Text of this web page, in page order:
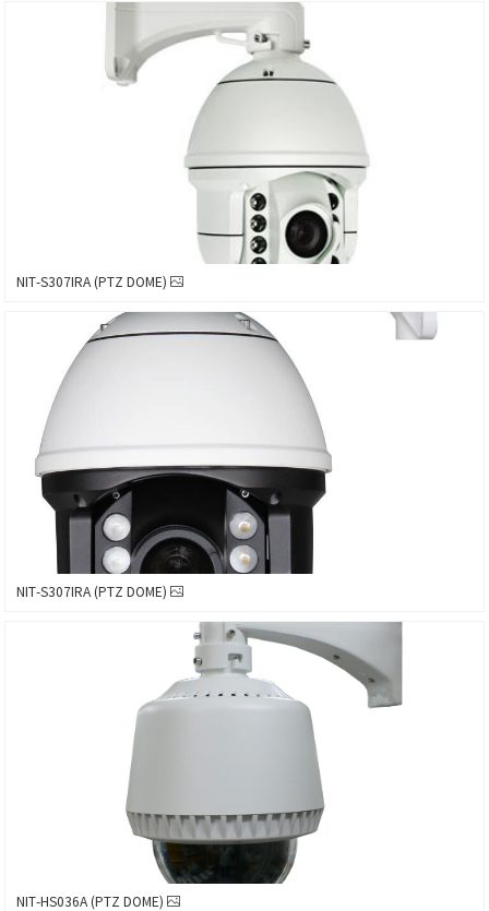
NIT-S307IRA (PTZ DOME)
NIT-S307IRA (PTZ DOME)
NIT-HS036A (PTZ DOME)